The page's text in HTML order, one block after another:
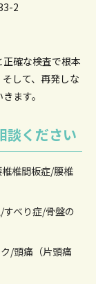
2
確な検査で根本
して、再発しな
ます。
談ください
椎間板症/腰椎
べり症/骨盤の
/頭痛（片頭痛